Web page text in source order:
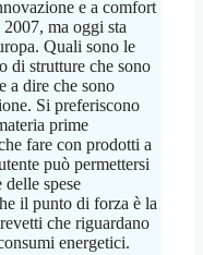
e a comfort
ma oggi sta
Quali sono le
di strutture che sono
a dire che sono
Si preferiscono
prime
fare con prodotti a
può permettersi
delle spese
il punto di forza è la
che riguardano
energetici.